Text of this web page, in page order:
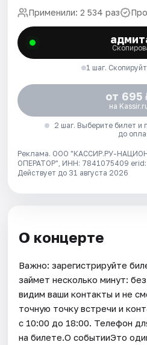
Применили: 2 534 раз
1 шаг.
от 695
на
2 шаг. Выберите билет и
до
Реклама. ООО "КАССИР.РУ-
ОПЕРАТОР", ИНН: 7841075409 erid:
Действует до 31 августа 2026
О концерте
Важно: зарегистрируйте
займет несколько минут:
видим ваши контакты и не
точную точку встречи и
с 10:00 до 18:00. Телефон
на билете.О событииЭто